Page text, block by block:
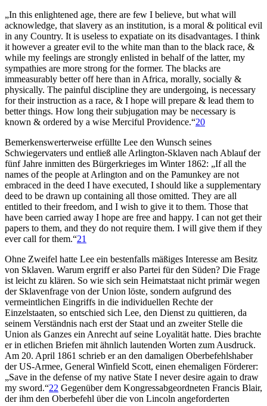
„In this enlightened age, there are few I believe, but what will
acknowledge, that slavery as an institution, is a moral & political evil
in any Country. It is useless to expatiate on its disadvantages. I think
it however a greater evil to the white man than to the black race, &
while my feelings are strongly enlisted in behalf of the latter, my
sympathies are more strong for the former. The blacks are
immeasurably better off here than in Africa, morally, socially &
physically. The painful discipline they are undergoing, is necessary
for their instruction as a race, & I hope will prepare & lead them to
better things. How long their subjugation may be necessary is
known & ordered by a wise Merciful Providence.“20
Bemerkenswerterweise erfüllte Lee den Wunsch seines
Schwiegervaters und entließ alle Arlington-Sklaven nach Ablauf der
fünf Jahre inmitten des Bürgerkrieges im Winter 1862: „If all the
names of the people at Arlington and on the Pamunkey are not
embraced in the deed I have executed, I should like a supplementary
deed to be drawn up containing all those omitted. They are all
entitled to their freedom, and I wish to give it to them. Those that
have been carried away I hope are free and happy. I can not get their
papers to them, and they do not require them. I will give them if they
ever call for them.“21
Ohne Zweifel hatte Lee ein bestenfalls mäßiges Interesse am Besitz
von Sklaven. Warum ergriff er also Partei für den Süden? Die Frage
ist leicht zu klären. So wie sich sein Heimatstaat nicht primär wegen
der Sklavenfrage von der Union löste, sondern aufgrund des
vermeintlichen Eingriffs in die individuellen Rechte der
Einzelstaaten, so entschied sich Lee, den Dienst zu quittieren, da
seinem Verständnis nach erst der Staat und an zweiter Stelle die
Union als Ganzes ein Anrecht auf seine Loyalität hatte. Dies brachte
er in etlichen Briefen mit ähnlich lautenden Worten zum Ausdruck.
Am 20. April 1861 schrieb er an den damaligen Oberbefehlshaber
der US-Armee, General Winfield Scott, einen ehemaligen Förderer:
„Save in the defense of my native State I never desire again to draw
my sword.“22 Gegenüber dem Kongressabgeordneten Francis Blair,
der ihm den Oberbefehl über die von Lincoln angeforderten